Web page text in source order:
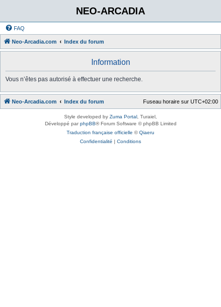
NEO-ARCADIA
FAQ
Neo-Arcadia.com Index du forum
Information
Vous n’êtes pas autorisé à effectuer une recherche.
Neo-Arcadia.com Index du forum Fuseau horaire sur UTC+02:00
Style developed by Zuma Portal , Turaiel,
Développé parphpBB® Forum Software © phpBB Limited
Traduction française officielle ©Qiaeru
Confidentialité | Conditions